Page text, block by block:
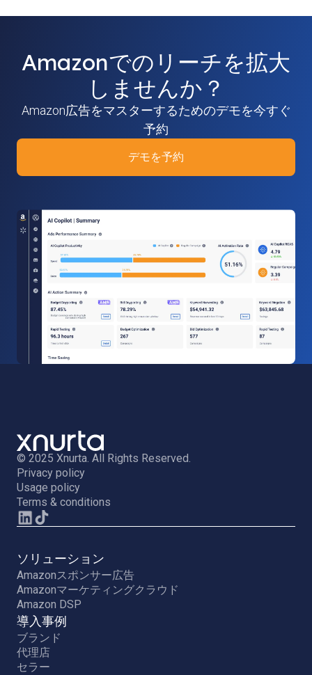
Amazonでのリーチを拡大
しませんか？
Amazon広告をマスターするためのデモを今すぐ
予約
デモを予約
© 2025 Xnurta. All Rights Reserved.
Privacy policy
Usage policy
Terms & conditions
ソリューション
Amazonスポンサー広告
Amazonマーケティングクラウド
Amazon DSP
導入事例
ブランド
代理店
セラー